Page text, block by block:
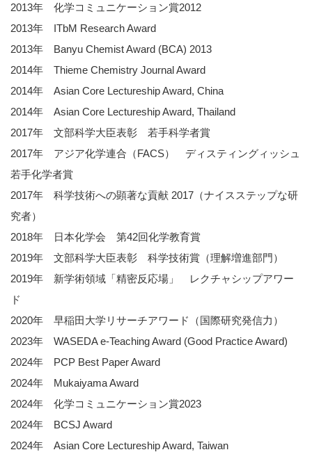
2013年 化学コミュニケーション賞2012
2013年 ITbM Research Award
2013年 Banyu Chemist Award (BCA) 2013
2014年 Thieme Chemistry Journal Award
2014年 Asian Core Lectureship Award, China
2014年 Asian Core Lectureship Award, Thailand
2017年 文部科学大臣表彰 若手科学者賞
2017年 アジア化学連合（FACS） ディスティングィッシュ
若手化学者賞
2017年 科学技術への顕著な貢献 2017（ナイスステップな研
究者）
2018年 日本化学会 第42回化学教育賞
2019年 文部科学大臣表彰 科学技術賞（理解増進部門）
2019年 新学術領域「精密反応場」 レクチャシップアワー
ド
2020年 早稲田大学リサーチアワード（国際研究発信力）
2023年 WASEDA e-Teaching Award (Good Practice Award)
2024年 PCP Best Paper Award
2024年 Mukaiyama Award
2024年 化学コミュニケーション賞2023
2024年 BCSJ Award
2024年 Asian Core Lectureship Award, Taiwan